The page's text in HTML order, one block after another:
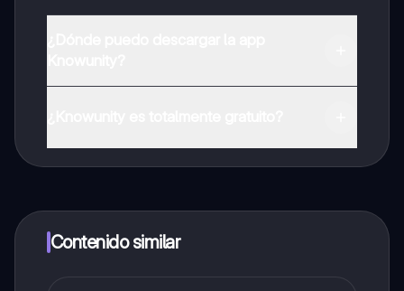
a determinadas funciones.
Contenido similar